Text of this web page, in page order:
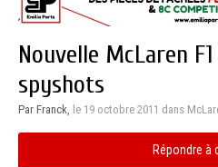
Nouvelle McLaren
spyshots
Par Franck, le 19 octobre 2011 dans
Répondre à